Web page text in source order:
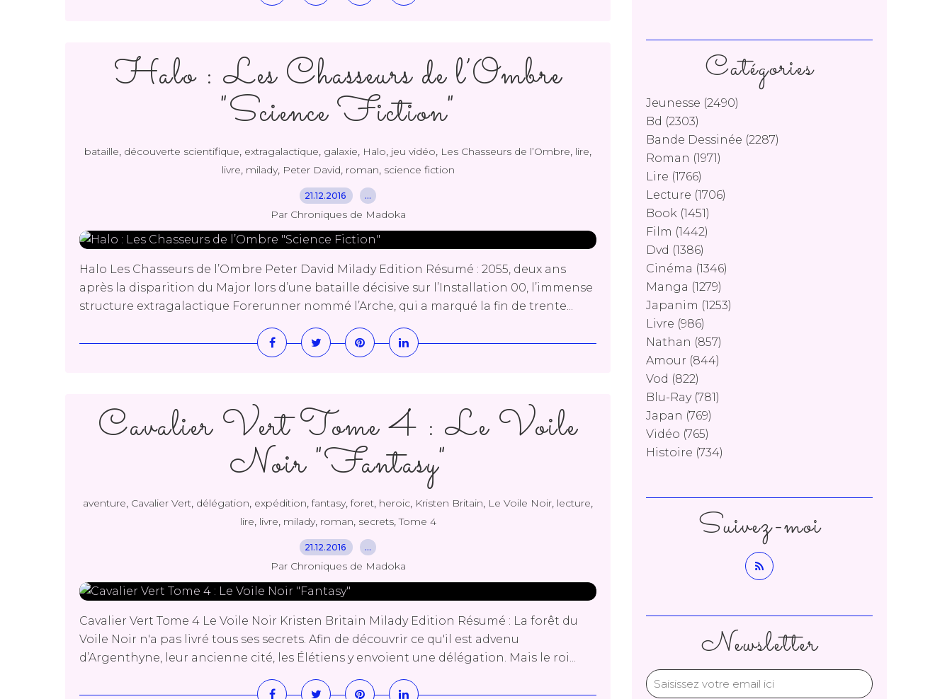
Halo : Les Chasseurs de l’Ombre
"Science Fiction"
bataille, découverte scientifique, extragalactique, galaxie, Halo, jeu vidéo, Les Chasseurs de l’Ombre, lire,
livre, milady, Peter David, roman, science fiction
21.12.2016 …
Par Chroniques de Madoka
Halo Les Chasseurs de l’Ombre Peter David Milady Edition Résumé : 2055, deux ans
après la disparition du Major lors d’une bataille décisive sur l’Installation 00, l’immense
structure extragalactique Forerunner nommé l’Arche, qui a marqué la fin de trente...
Cavalier Vert Tome 4 : Le Voile
Noir "Fantasy"
aventure, Cavalier Vert, délégation, expédition,fantasy,foret, heroic, Kristen Britain, Le Voile Noir, lecture,
lire, livre, milady, roman, secrets,Tome 4
21.12.2016 …
Par Chroniques de Madoka
Cavalier Vert Tome 4 Le Voile Noir Kristen Britain Milady Edition Résumé : La forêt du
Voile Noir n'a pas livré tous ses secrets. Afin de découvrir ce qu'il est advenu
d’Argenthyne, leur ancienne cité, les Élétiens y envoient une délégation. Mais le roi...
Newsletter
Catégories
Jeunesse (2490)
Bd (2303)
Bande Dessinée (2287)
Roman (1971)
Lire (1766)
Lecture (1706)
Book (1451)
Film (1442)
Dvd (1386)
Cinéma (1346)
Manga (1279)
Japanim (1253)
Livre (986)
Nathan (857)
Amour (844)
Vod (822)
Blu-Ray(781)
Japan (769)
Vidéo (765)
Histoire (734)
Suivez-moi